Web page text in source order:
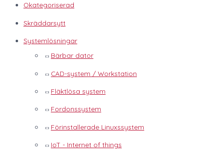
Okategoriserad
Skräddarsytt
Systemlösningar
Bärbar dator
CAD-system / Workstation
Fläktlösa system
Fordonssystem
Förinstallerade Linuxssystem
IoT - Internet of things